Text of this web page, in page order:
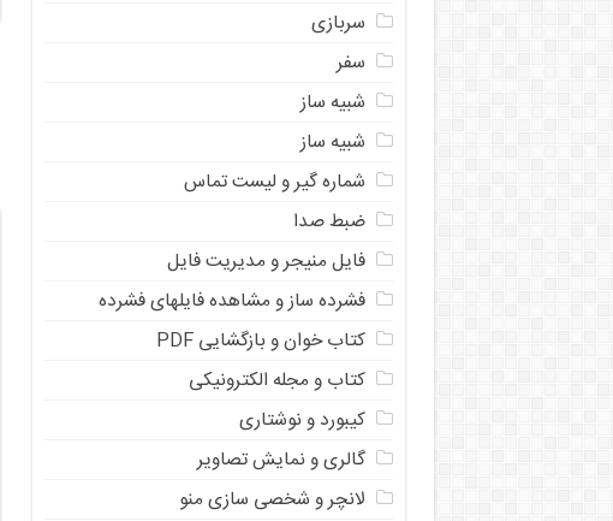
سربازی
سفر
شبیه ساز
شبیه ساز
شماره گیر و لیست تماس
ضبط صدا
فایل منیجر و مدیریت فایل
فشرده ساز و مشاهده فایلهای فشرده
کتاب خوان و بازگشایی PDF
کتاب و مجله الکترونیکی
کیبورد و نوشتاری
گالری و نمایش تصاویر
لانچر و شخصی سازی منو